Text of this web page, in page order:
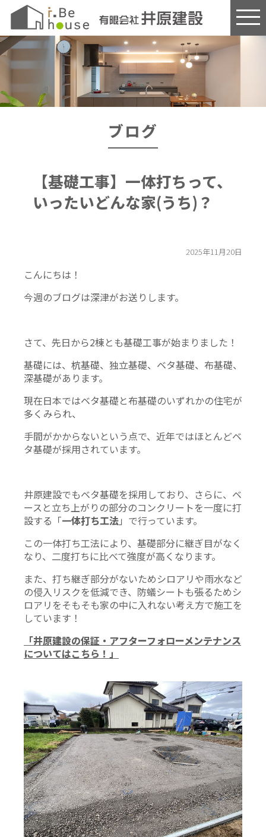
このページの本文へ
ブログ
【基礎工事】一体打ちって、
いったいどんな家(うち)？
2025年11月20日
こんにちは！
今週のブログは深津がお送りします。
さて、先日から2棟とも基礎工事が始まりました！
基礎には、杭基礎、独立基礎、ベタ基礎、布基礎、
深基礎があります。
現在日本ではベタ基礎と布基礎のいずれかの住宅が
多くみられ、
手間がかからないという点で、近年ではほとんどベ
タ基礎が採用されています。
井原建設でもベタ基礎を採用しており、さらに、ベ
ースと立ち上がりの部分のコンクリートを一度に打
設する「一体打ち工法」で行っています。
この一体打ち工法により、基礎部分に継ぎ目がなく
なり、二度打ちに比べて強度が高くなります。
また、打ち継ぎ部分がないためシロアリや雨水など
の侵入リスクを低減でき、防蟻シートも張るためシ
ロアリをそもそも家の中に入れない考え方で施工を
しています！
「井原建設の保証・アフターフォローメンテナンス
についてはこちら！」